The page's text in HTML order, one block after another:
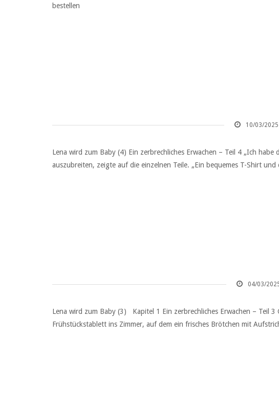
bestellen
10/03/2025
Lena wird zum Baby (4) Ein zerbrechliches Erwachen – Teil 4 „Ich
auszubreiten, zeigte auf die einzelnen Teile. „Ein bequemes T-Shirt
04/03/
Lena wird zum Baby (3) Kapitel 1 Ein zerbrechliches Erwachen – Teil
Frühstückstablett ins Zimmer, auf dem ein frisches Brötchen mit